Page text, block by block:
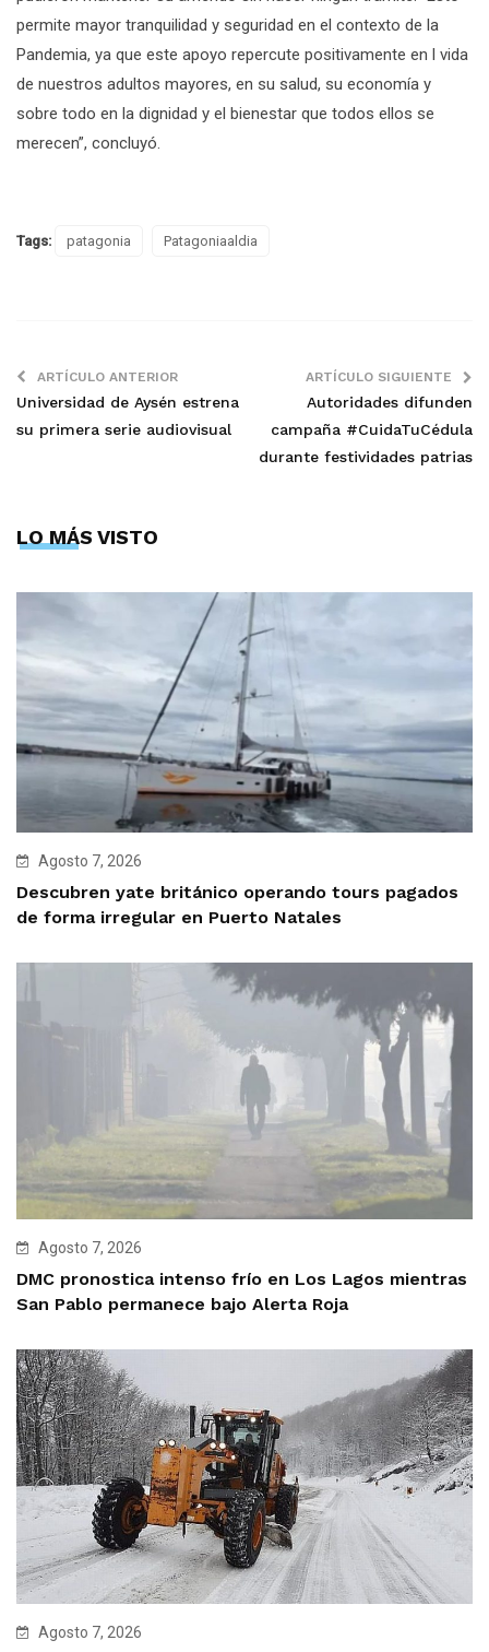
permite mayor tranquilidad y seguridad en el contexto de la
Pandemia, ya que este apoyo repercute positivamente en l vida
de nuestros adultos mayores, en su salud, su economía y
sobre todo en la dignidad y el bienestar que todos ellos se
merecen”, concluyó.
Tags: patagonia Patagoniaaldia
ARTÍCULO ANTERIOR
Universidad de Aysén estrena
su primera serie audiovisual
ARTÍCULO SIGUIENTE
Autoridades difunden
campaña #CuidaTuCédula
durante festividades patrias
LO MÁS VISTO
Agosto 7, 2026
Descubren yate británico operando tours pagados
de forma irregular en Puerto Natales
Agosto 7, 2026
DMC pronostica intenso frío en Los Lagos mientras
San Pablo permanece bajo Alerta Roja
Agosto 7, 2026